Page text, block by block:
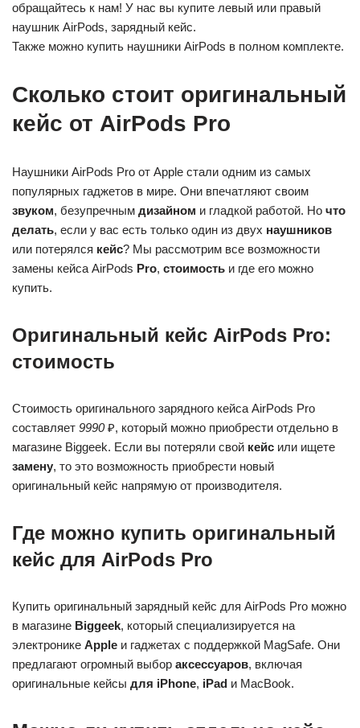
обращайтесь к нам! У нас вы купите левый или правый
наушник AirPods, зарядный кейс.
Также можно купить наушники AirPods в полном комплекте.
Сколько стоит оригинальный
кейс от AirPods Pro
Наушники AirPods Pro от Apple стали одним из самых
популярных гаджетов в мире. Они впечатляют своим
звуком, безупречным дизайном и гладкой работой. Но что
делать, если у вас есть только один из двух наушников
или потерялся кейс? Мы рассмотрим все возможности
замены кейса AirPods Pro, стоимость и где его можно
купить.
Оригинальный кейс AirPods Pro:
стоимость
Стоимость оригинального зарядного кейса AirPods Pro
составляет 9990₽, который можно приобрести отдельно в
магазине Biggeek. Если вы потеряли свой кейс или ищете
замену, то это возможность приобрести новый
оригинальный кейс напрямую от производителя.
Где можно купить оригинальный
кейс для AirPods Pro
Купить оригинальный зарядный кейс для AirPods Pro можно
в магазине Biggeek, который специализируется на
электронике Apple и гаджетах с поддержкой MagSafe. Они
предлагают огромный выбор аксессуаров, включая
оригинальные кейсы для iPhone, iPad и MacBook.